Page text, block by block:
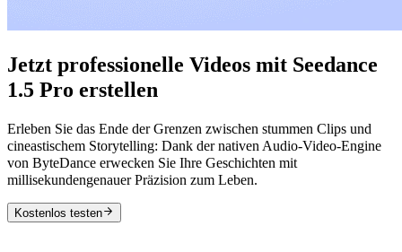
Jetzt professionelle Videos mit Seedance
1.5 Pro erstellen
Erleben Sie das Ende der Grenzen zwischen stummen Clips und
cineastischem Storytelling: Dank der nativen Audio-Video-Engine
von ByteDance erwecken Sie Ihre Geschichten mit
millisekundengenauer Präzision zum Leben.
Kostenlos testen